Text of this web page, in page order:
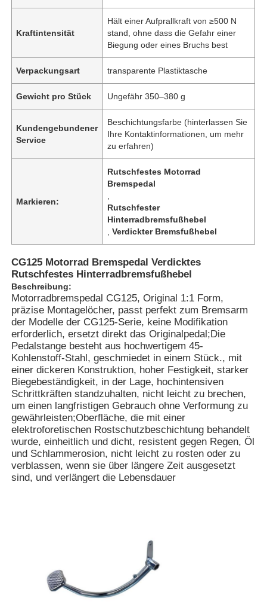
Kraftintensität
Hält einer Aufprallkraft von ≥500 N
stand, ohne dass die Gefahr einer
Biegung oder eines Bruchs best
Verpackungsart transparente Plastiktasche
Gewicht pro Stück Ungefähr 350–380 g
Kundengebundener
Service
Beschichtungsfarbe (hinterlassen Sie
Ihre Kontaktinformationen, um mehr
zu erfahren)
Markieren:
Rutschfestes Motorrad
Bremspedal
Rutschfester
Hinterradbremsfußhebel
,Verdickter Bremsfußhebel
CG125 Motorrad Bremspedal Verdicktes
Rutschfestes Hinterradbremsfußhebel
Beschreibung:
Motorradbremspedal CG125, Original 1:1 Form,
präzise Montagelöcher, passt perfekt zum Bremsarm
der Modelle der CG125-Serie, keine Modifikation
erforderlich, ersetzt direkt das Originalpedal;Die
Pedalstange besteht aus hochwertigem 45-
Kohlenstoff-Stahl, geschmiedet in einem Stück., mit
einer dickeren Konstruktion, hoher Festigkeit, starker
Biegebeständigkeit, in der Lage, hochintensiven
Schrittkräften standzuhalten, nicht leicht zu brechen,
um einen langfristigen Gebrauch ohne Verformung zu
gewährleisten;Oberfläche, die mit einer
elektroforetischen Rostschutzbeschichtung behandelt
wurde, einheitlich und dicht, resistent gegen Regen, Öl
und Schlammerosion, nicht leicht zu rosten oder zu
verblassen, wenn sie über längere Zeit ausgesetzt
sind, und verlängert die Lebensdauer